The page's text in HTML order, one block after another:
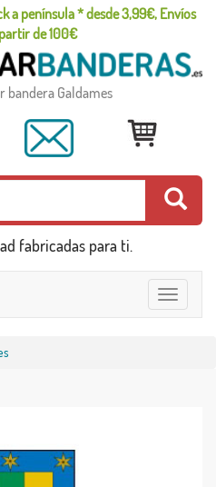
a península * desde 3,99€, Envíos
de 100€
bandera Galdames
fabricadas para ti.
Toggle
navigation